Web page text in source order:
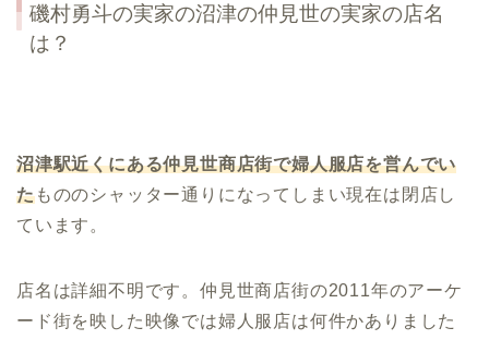
磯村勇斗の実家の沼津の仲見世の実家の店名
は？
沼津駅近くにある仲見世商店街で婦人服店を営んでい
たもののシャッター通りになってしまい現在は閉店し
ています。
店名は詳細不明です。仲見世商店街の2011年のアーケ
ード街を映した映像では婦人服店は何件かありました